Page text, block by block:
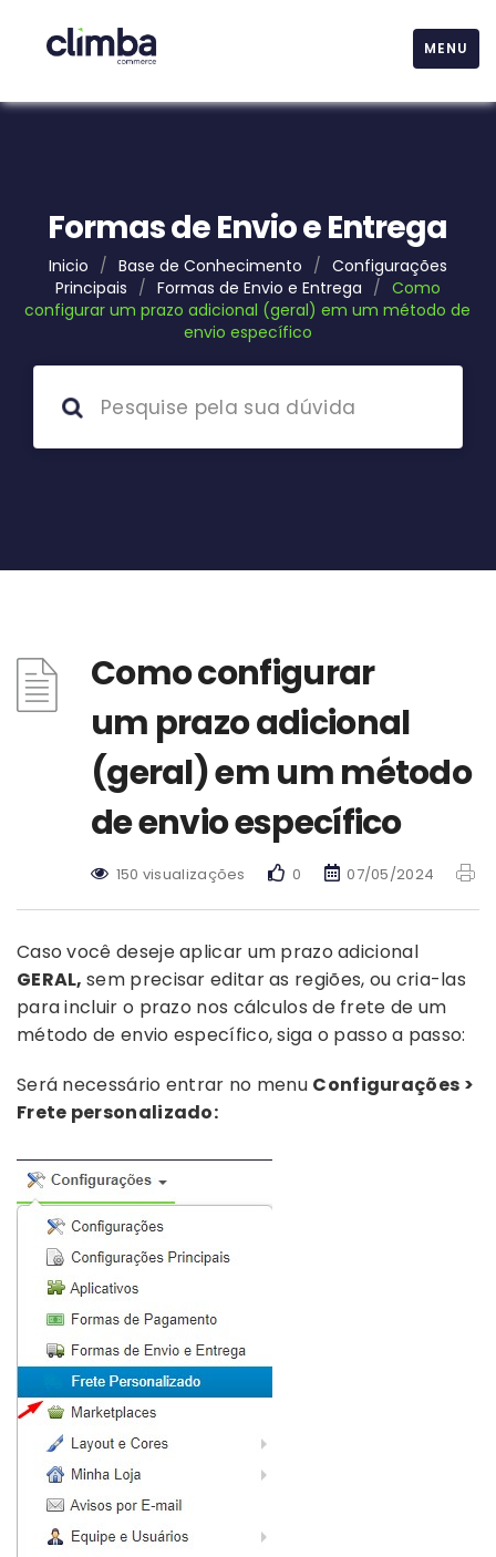
MENU
Formas de Envio e Entrega
Inicio / Base de Conhecimento / Configurações
Principais / Formas de Envio e Entrega / Como
configurar um prazo adicional (geral) em um método de
envio específico
Como configurar
um prazo adicional
(geral) em um método
de envio específico
150 visualizações 0 07/05/2024
Caso você deseje aplicar um prazo adicional
GERAL,sem precisar editar as regiões, ou cria-las
para incluir o prazo nos cálculos de frete de um
método de envio específico, siga o passo a passo:
Será necessário entrar no menu Configurações >
Frete personalizado: